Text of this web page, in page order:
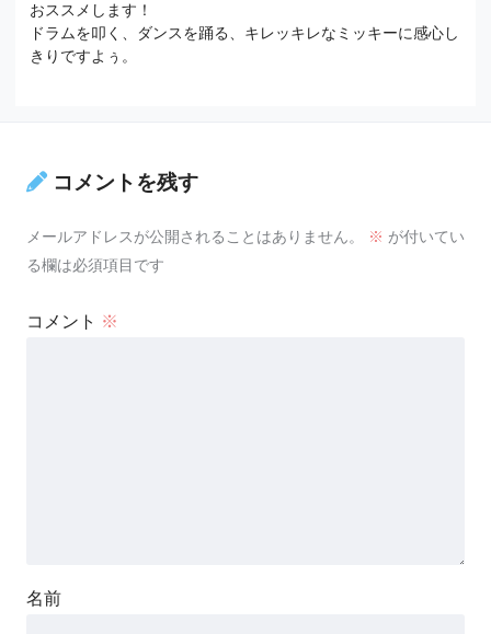
おススメします！
ドラムを叩く、ダンスを踊る、キレッキレなミッキーに感心し
きりですよぅ。
コメントを残す
メールアドレスが公開されることはありません。 ※ が付いてい
る欄は必須項目です
コメント ※
名前